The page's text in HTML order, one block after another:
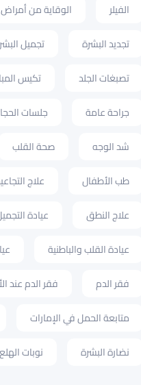
الفيلر
الوقاية من
تجديد البشرة
تجميل
تصبغات الجلد
تكيس
جراحة عامة
جلسات
شد الوجه
صحة القلب
طب الأطفال
علاج
علاج النطق
عيادة
عيادة القلب والباطنية
فقر الدم
فقر الدم عند
متابعة الحمل في الإمارات
نضارة البشرة
نوبات الهلع